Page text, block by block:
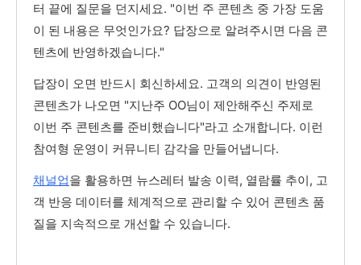
터 끝에 질문을 던지세요. "이번 주 콘텐츠 중 가장 도움
이 된 내용은 무엇인가요? 답장으로 알려주시면 다음 콘
텐츠에 반영하겠습니다."
답장이 오면 반드시 회신하세요. 고객의 의견이 반영된
콘텐츠가 나오면 "지난주 OO님이 제안해주신 주제로
이번 주 콘텐츠를 준비했습니다"라고 소개합니다. 이런
참여형 운영이 커뮤니티 감각을 만들어냅니다.
채널업을 활용하면 뉴스레터 발송 이력, 열람률 추이, 고
객 반응 데이터를 체계적으로 관리할 수 있어 콘텐츠 품
질을 지속적으로 개선할 수 있습니다.